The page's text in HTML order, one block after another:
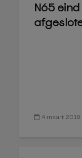
N65
4 maart 2019